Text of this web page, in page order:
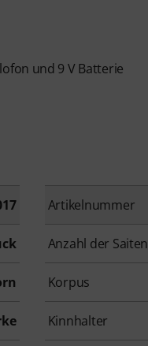
und 9 V Batterie
Artikelnummer
Anzahl der Saiten
Korpus
Kinnhalter